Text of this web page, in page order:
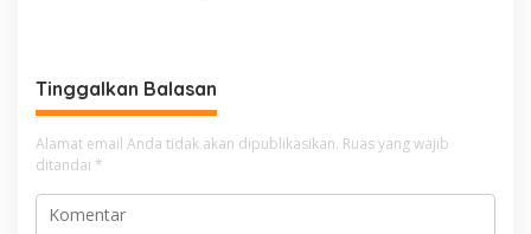
Tinggalkan Balasan
Alamat email Anda tidak akan dipublikasikan. Ruas yang wajib
ditandai *